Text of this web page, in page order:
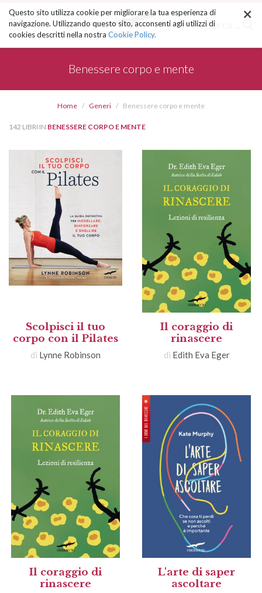
ai
contenuti.
|
Salta
Cerca ... ×
Questo sito utilizza cookie per migliorare la tua esperienza di
navigazione. Utilizzando questo sito, acconsenti agli utilizzi di
cookies descritti nella nostra Cookie Policy.
Benessere corpo e mente
Home Generi Benessere corpo e mente
142 LIBRI IN BENESSERE CORPO E MENTE
Scolpisci il tuo
corpo con il Pilates
di Lynne Robinson
Il coraggio di
rinascere
di Edith Eva Eger
Il coraggio di
rinascere
L'arte di saper
ascoltare